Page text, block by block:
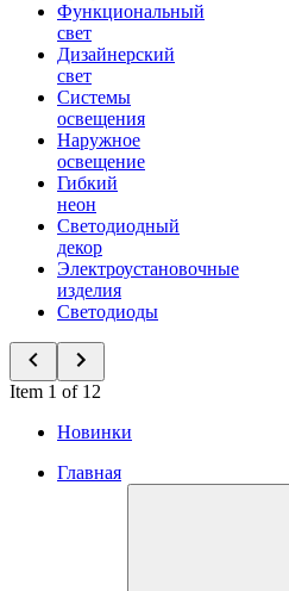
Функциональный
свет
Дизайнерский
свет
Системы
освещения
Наружное
освещение
Гибкий
неон
Светодиодный
декор
Электроустановочные
изделия
Светодиоды
Item 1 of 12
Новинки
Главная